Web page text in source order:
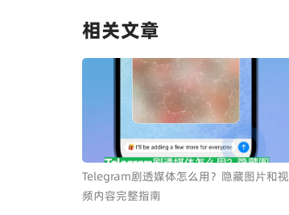
相关文章
Telegram剧透媒体怎么用？隐藏图片和视
频内容完整指南